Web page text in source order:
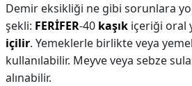
Demir eksikliği ne gibi sorunlara
şekli: FERİFER-40 kaşık içeriği oral
içilir. Yemeklerle birlikte veya
kullanılabilir. Meyve veya sebze
alınabilir.